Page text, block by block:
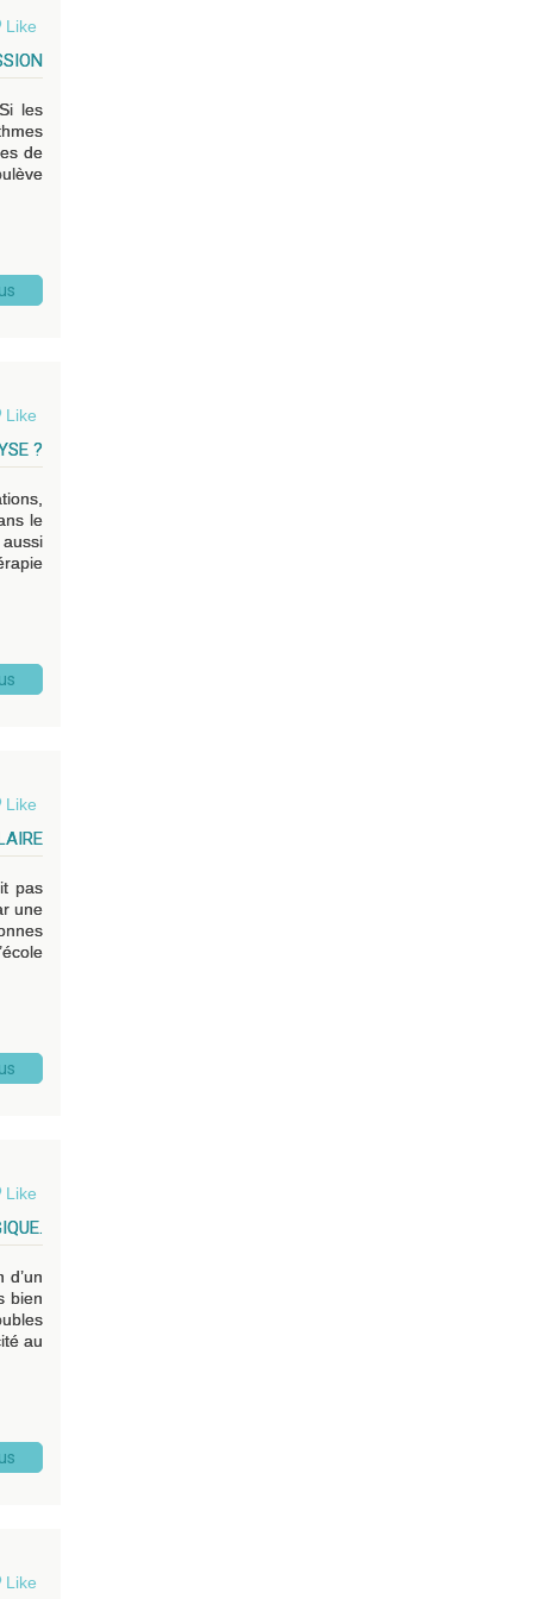
Like
les
de
Like
?
le
Like
pas
une
Like
bien
au
Like